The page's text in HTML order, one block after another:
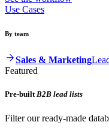
Use Cases
By team
Sales & Marketing
Featured
Pre-builtB2B lead lists
Filter our ready-made